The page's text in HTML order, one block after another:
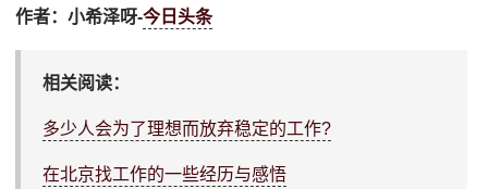
作者：小希泽呀-今日头条
相关阅读：
多少人会为了理想而放弃稳定的工作?
在北京找工作的一些经历与感悟